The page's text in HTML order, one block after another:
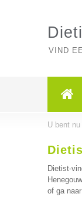
VIND
U bent nu
Dietist-
of ga naar